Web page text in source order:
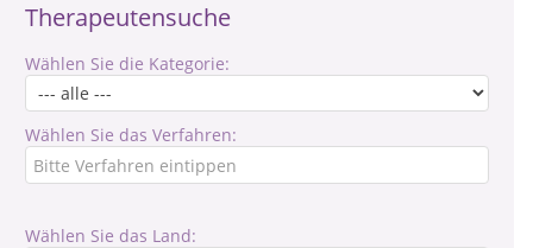
Therapeutensuche
Wählen Sie die Kategorie:
Wählen Sie das Verfahren:
Wählen Sie das Land: